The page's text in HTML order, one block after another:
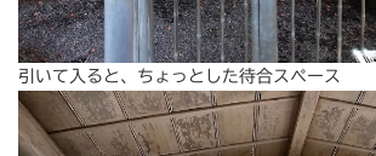
引いて入ると、ちょっとした待合スペース